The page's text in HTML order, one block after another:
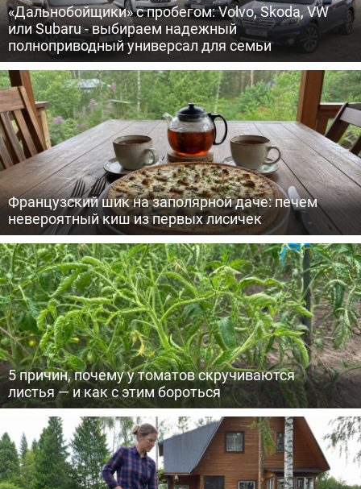
«Дальнобойщики» с пробегом: Volvo, Skoda, VW
или Subaru - выбираем надежный
полноприводный универсал для семьи
Французский шик на заполярной даче: печем
невероятный киш из первых лисичек
5 причин, почему у томатов скручиваются
листья — и как с этим бороться